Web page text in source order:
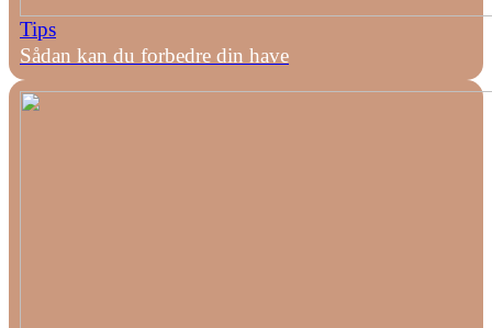
Tips
Sådan kan du forbedre din have